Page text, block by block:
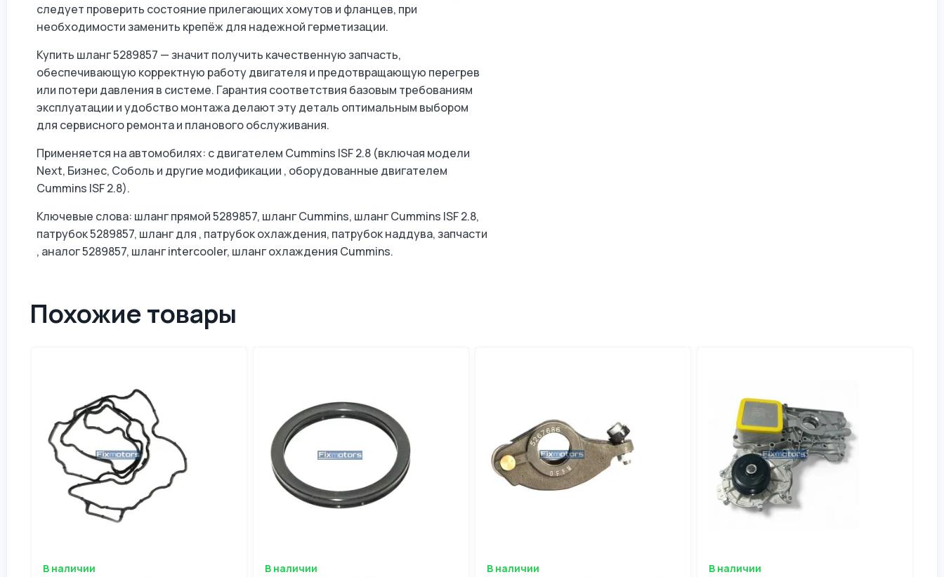
следует проверить состояние прилегающих хомутов и фланцев, при
необходимости заменить крепёж для надежной герметизации.
Купить шланг 5289857 — значит получить качественную запчасть,
обеспечивающую корректную работу двигателя и предотвращающую перегрев
или потери давления в системе. Гарантия соответствия базовым требованиям
эксплуатации и удобство монтажа делают эту деталь оптимальным выбором
для сервисного ремонта и планового обслуживания.
Применяется на автомобилях: с двигателем Cummins ISF 2.8 (включая модели
Next, Бизнес, Соболь и другие модификации , оборудованные двигателем
Cummins ISF 2.8).
Ключевые слова: шланг прямой 5289857, шланг Cummins, шланг Cummins ISF 2.8,
патрубок 5289857, шланг для , патрубок охлаждения, патрубок наддува, запчасти
, аналог 5289857, шланг intercooler, шланг охлаждения Cummins.
Похожие товары
В наличии В наличии В наличии В наличии